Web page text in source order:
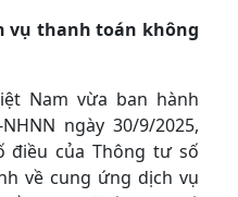
vụ thanh toán không
Nam vừa ban hành
ngày 30/9/2025,
điều của Thông tư số
về cung ứng dịch vụ